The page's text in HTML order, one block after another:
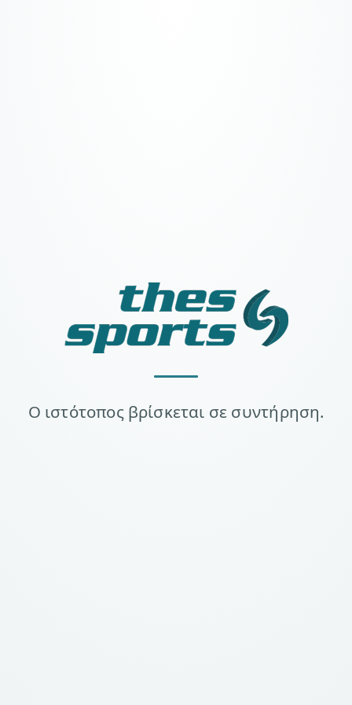
Ο ιστότοπος βρίσκεται σε συντήρηση.